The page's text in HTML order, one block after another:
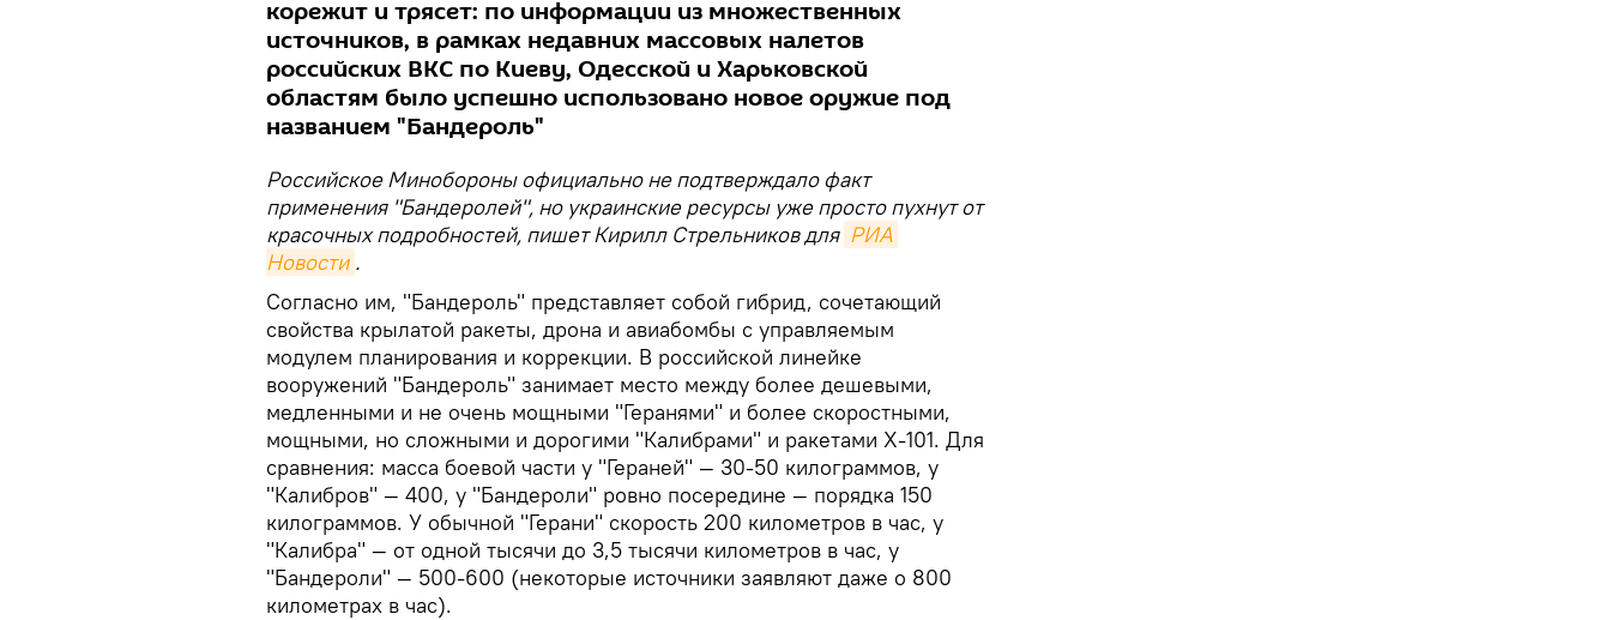
корежит и трясет: по информации из множественных
источников, в рамках недавних массовых налетов
российских ВКС по Киеву, Одесской и Харьковской
областям было успешно использовано новое оружие под
названием "Бандероль"
Российское Минобороны официально не подтверждало факт
применения "Бандеролей", но украинские ресурсы уже просто пухнут от
красочных подробностей, пишет Кирилл Стрельников для РИА
Новости .
Согласно им, "Бандероль" представляет собой гибрид, сочетающий
свойства крылатой ракеты, дрона и авиабомбы с управляемым
модулем планирования и коррекции. В российской линейке
вооружений "Бандероль" занимает место между более дешевыми,
медленными и не очень мощными "Геранями" и более скоростными,
мощными, но сложными и дорогими "Калибрами" и ракетами Х‑101. Для
сравнения: масса боевой части у "Гераней" — 30-50 килограммов, у
"Калибров" — 400, у "Бандероли" ровно посередине — порядка 150
килограммов. У обычной "Герани" скорость 200 километров в час, у
"Калибра" — от одной тысячи до 3,5 тысячи километров в час, у
"Бандероли" — 500-600 (некоторые источники заявляют даже о 800
километрах в час).